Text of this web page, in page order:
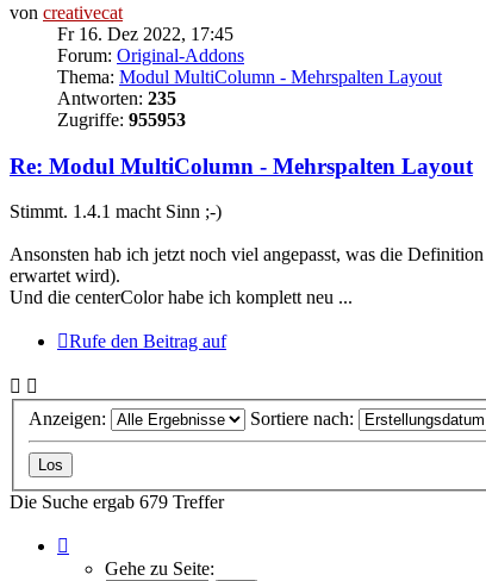
von creativecat
Fr 16. Dez 2022, 17:45
Forum: Original-Addons
Thema: Modul MultiColumn - Mehrspalten Layout
Antworten: 235
Zugriffe: 955953
Re: Modul MultiColumn - Mehrspalten Layout
Stimmt. 1.4.1 macht Sinn ;-)
Ansonsten hab ich jetzt noch viel angepasst, was die
erwartet wird).
Und die centerColor habe ich komplett neu ...
Rufe den Beitrag auf
Anzeigen: Sortiere nach:
Die Suche ergab 679 Treffer
Gehe zu Seite: